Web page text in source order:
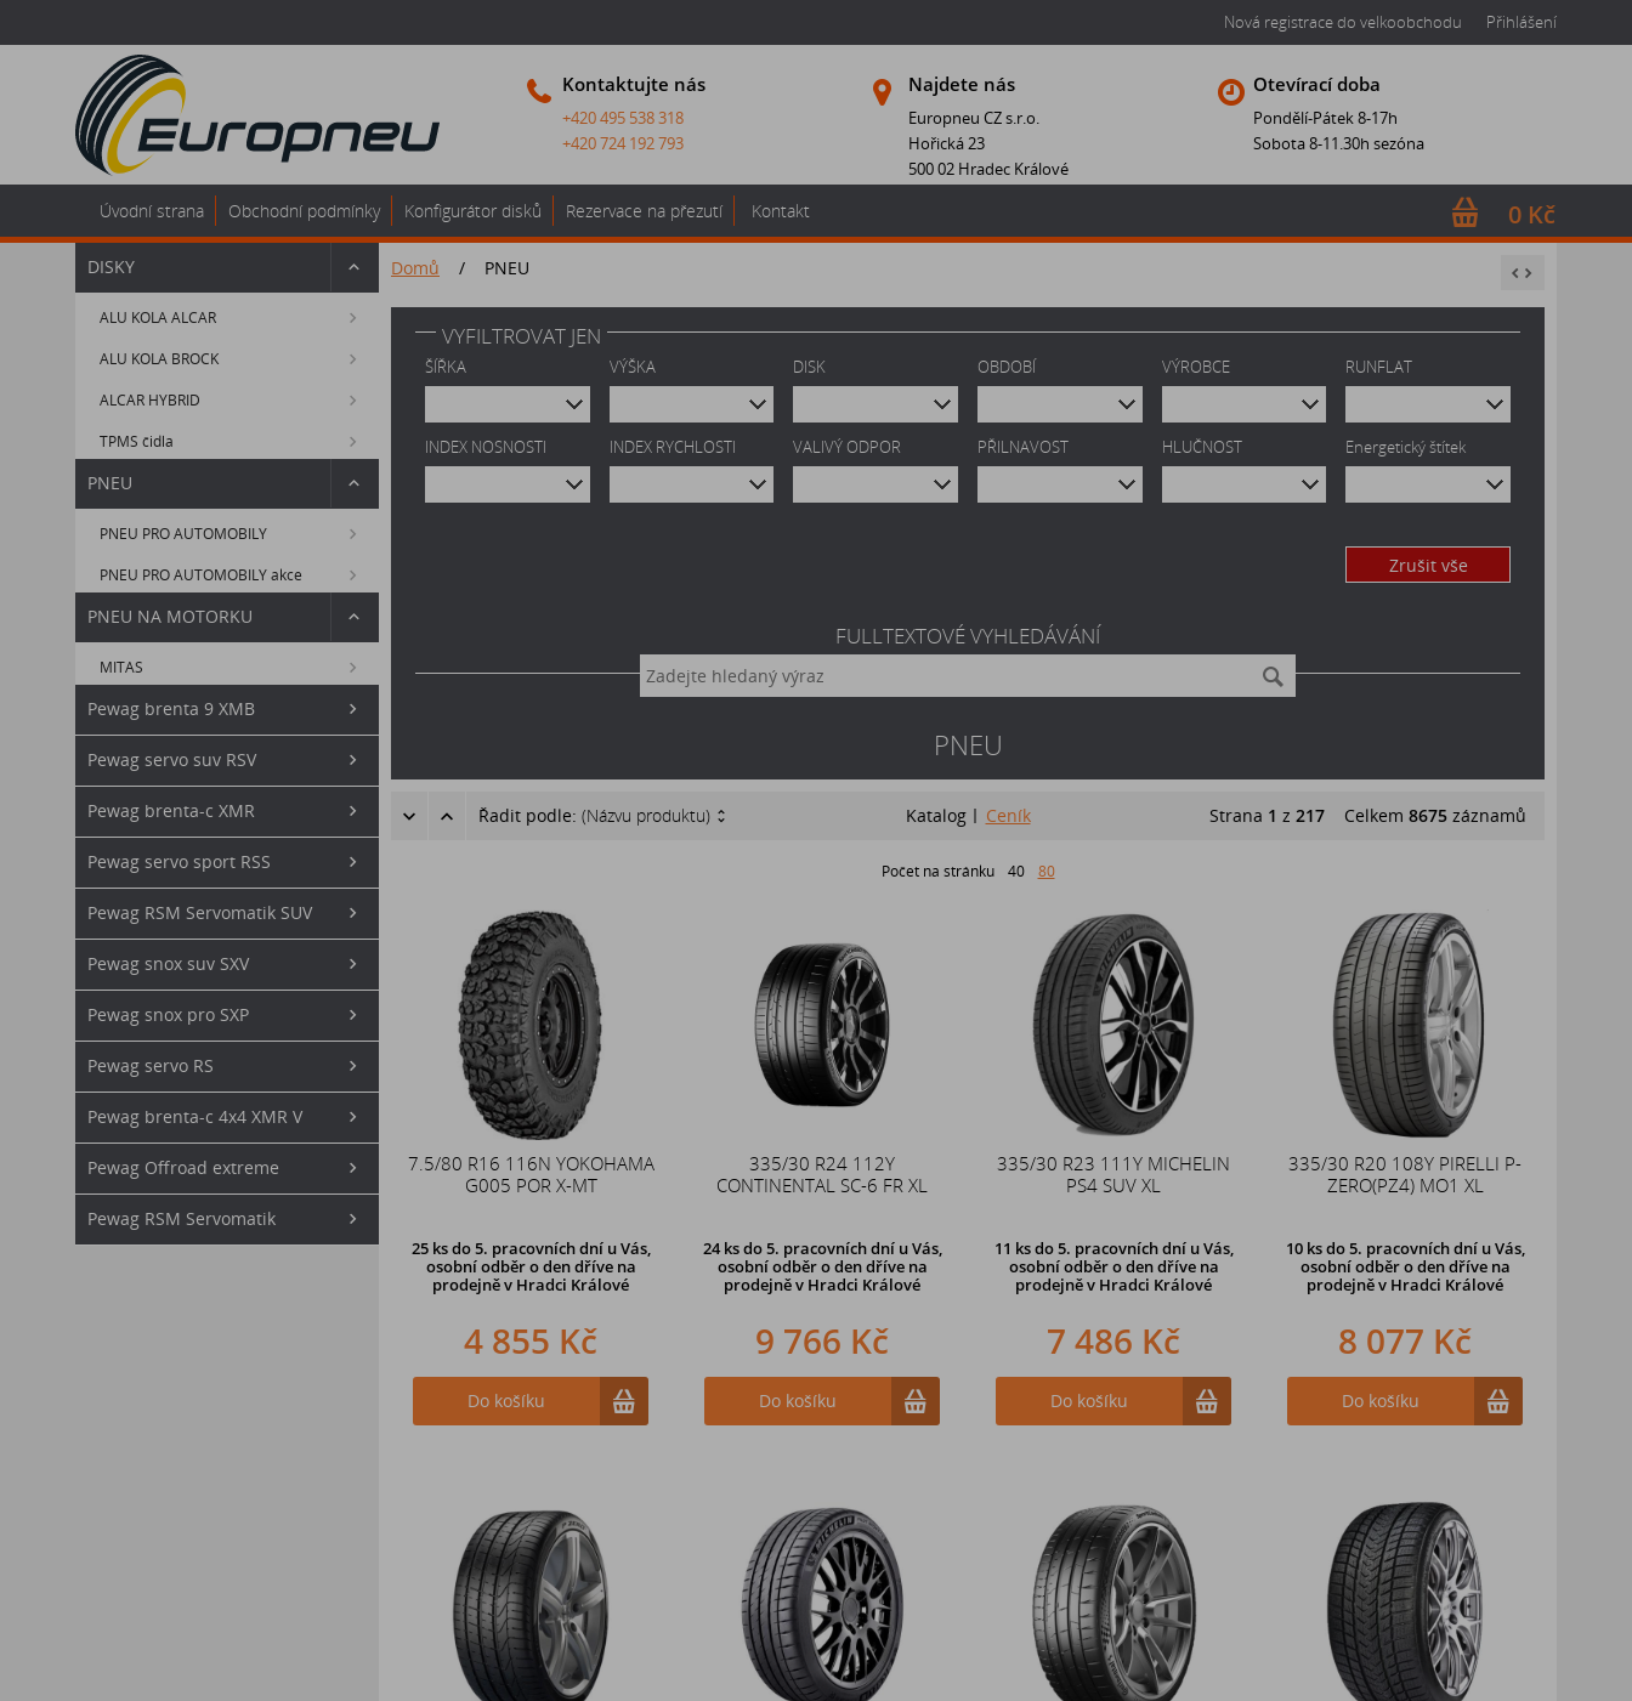
Nová registrace do velkoobchodu Přihlášení
Kontaktujte nás
+420 495 538 318
+420 724 192 793
Najdete nás
Europneu CZ s.r.o.
Hořická 23
500 02 Hradec Králové
Otevírací doba
Pondělí-Pátek 8-17h
Sobota 8-11.30h sezóna
0 Kč
Úvodní strana Obchodní podmínky Konfigurátor disků Rezervace na přezutí Kontakt
DISKY
ALU KOLA ALCAR
ALU KOLA BROCK
ALCAR HYBRID
TPMS čidla
PNEU
PNEU PRO AUTOMOBILY
PNEU PRO AUTOMOBILY akce
PNEU NA MOTORKU
MITAS
Pewag brenta 9 XMB
Pewag servo suv RSV
Pewag brenta-c XMR
Pewag servo sport RSS
Pewag RSM Servomatik SUV
Pewag snox suv SXV
Pewag snox pro SXP
Pewag servo RS
Pewag brenta-c 4x4 XMR V
Pewag Offroad extreme
Pewag RSM Servomatik
Domů / PNEU
VYFILTROVAT JEN
ŠÍŘKA VÝŠKA DISK OBDOBÍ VÝROBCE RUNFLAT
INDEX NOSNOSTI INDEX RYCHLOSTI VALIVÝ ODPOR PŘILNAVOST HLUČNOST Energetický štítek
Zrušit vše
FULLTEXTOVÉ VYHLEDÁVÁNÍ
PNEU
Řadit podle: (Názvu produktu) Katalog Ceník Strana 1 z 217 Celkem 8675 záznamů
Počet na stránku 40 80
7.5/80 R16 116N YOKOHAMA
G005 POR X-MT
25 ks do 5. pracovních dní u Vás,
osobní odběr o den dříve na
prodejněv Hradci Králové
4 855 Kč
Do košíku
335/30 R24 112Y
CONTINENTAL SC-6 FR XL
24 ks do 5. pracovních dní u Vás,
osobní odběr o den dříve na
prodejněv Hradci Králové
9 766 Kč
Do košíku
335/30 R23 111Y MICHELIN
PS4 SUV XL
11 ks do 5. pracovních dní u Vás,
osobní odběr o den dříve na
prodejněv Hradci Králové
7 486 Kč
Do košíku
335/30 R20 108Y PIRELLI P-
ZERO(PZ4) MO1 XL
10 ks do 5. pracovních dní u Vás,
osobní odběr o den dříve na
prodejněv Hradci Králové
8 077 Kč
Do košíku